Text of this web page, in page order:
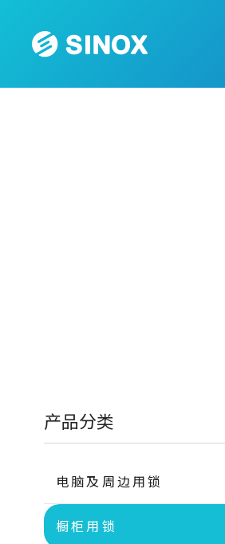
产品分类
电脑及周边用锁
橱柜用锁